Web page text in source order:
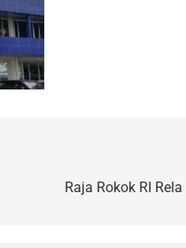
Raja Rokok RI